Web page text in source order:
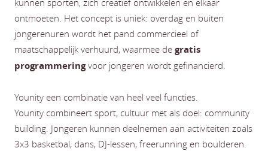
kunnen sporten, zich creatief ontwikkelen en elkaar
ontmoeten. Het concept is uniek: overdag en buiten
jongerenuren wordt het pand commercieel of
maatschappelijk verhuurd, waarmee de gratis
programmeringvoor jongeren wordt gefinancierd.
Younity een combinatie van heel veel functies.
Younity combineert sport, cultuur met als doel: community
building. Jongeren kunnen deelnemen aan activiteiten zoals
3x3 basketbal, dans, DJ-lessen, freerunning en boulderen.